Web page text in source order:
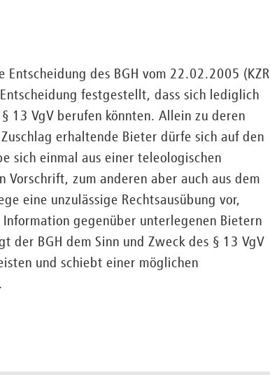
des BGH vom 22.02.2005 (KZR
festgestellt, dass sich lediglich
13 VgV berufen könnten. Allein zu deren
erhaltende Bieter dürfe sich auf den
sich einmal aus einer teleologischen
Vorschrift, zum anderen aber auch aus dem
eine unzulässige Rechtsausübung vor,
gegenüber unterlegenen Bietern
der BGH dem Sinn und Zweck des § 13 VgV
und schiebt einer möglichen